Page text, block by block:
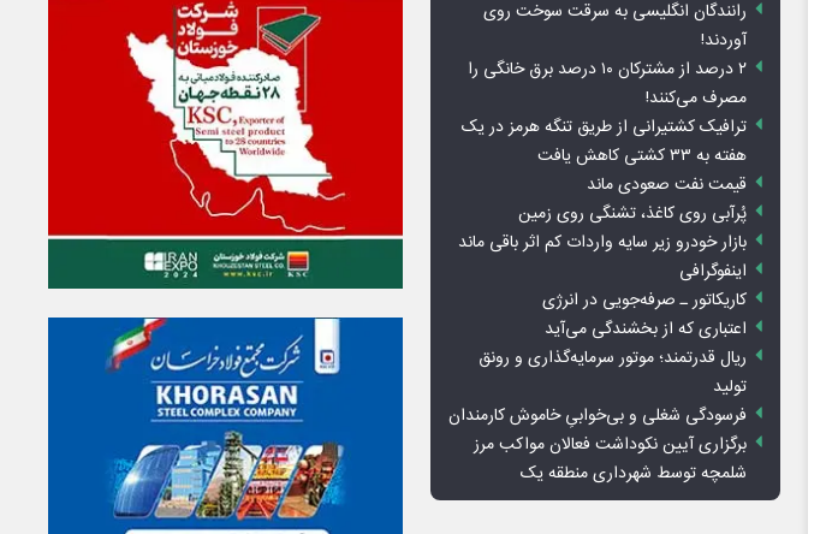
رانندگان انگلیسی به سرقت سوخت روی
آوردند!
۲ درصد از مشترکان ۱۰ درصد برق خانگی را
مصرف می‌کنند!
ترافیک کشتیرانی از طریق تنگه هرمز در یک
هفته به ۳۳ کشتی کاهش یافت
قیمت نفت صعودی ماند
پُرآبی روی کاغذ، تشنگی روی زمین
بازار خودرو زیر سایه واردات کم اثر باقی ماند
اینفوگرافی
کاریکاتور ـ صرفه‌جویی در انرژی
اعتباری که از بخشندگی می‌آید
ریال قدرتمند؛ موتور سرمایه‌گذاری و رونق
تولید
فرسودگی شغلی و بی‌خوابیِ خاموش کارمندان
برگزاری آیین نکوداشت فعالان مواکب مرز
شلمچه توسط شهرداری منطقه یک